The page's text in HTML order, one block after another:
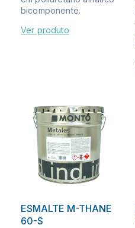
bicomponente.
Ver produto
ESMALTE M-THANE
60-S